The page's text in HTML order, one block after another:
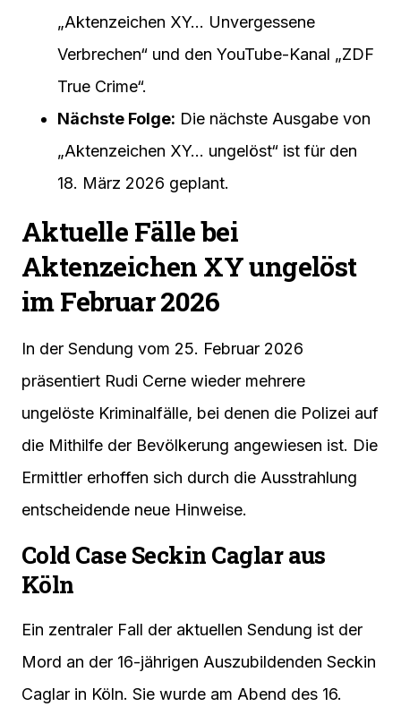
„Aktenzeichen XY… Unvergessene
Verbrechen“ und den YouTube-Kanal „ZDF
True Crime“.
Nächste Folge: Die nächste Ausgabe von
„Aktenzeichen XY… ungelöst“ ist für den
18. März 2026 geplant.
Aktuelle Fälle bei
Aktenzeichen XY ungelöst
im Februar 2026
In der Sendung vom 25. Februar 2026
präsentiert Rudi Cerne wieder mehrere
ungelöste Kriminalfälle, bei denen die Polizei auf
die Mithilfe der Bevölkerung angewiesen ist. Die
Ermittler erhoffen sich durch die Ausstrahlung
entscheidende neue Hinweise.
Cold Case Seckin Caglar aus
Köln
Ein zentraler Fall der aktuellen Sendung ist der
Mord an der 16-jährigen Auszubildenden Seckin
Caglar in Köln. Sie wurde am Abend des 16.